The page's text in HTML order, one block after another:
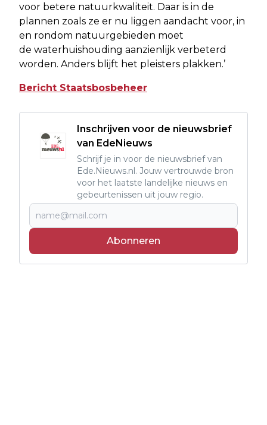
voor betere natuurkwaliteit. Daar is in de
plannen zoals ze er nu liggen aandacht voor, in
en rondom natuurgebieden moet
de waterhuishouding aanzienlijk verbeterd
worden. Anders blijft het pleisters plakken.’
Bericht Staatsbosbeheer
Inschrijven voor de nieuwsbrief
van EdeNieuws
Schrijf je in voor de nieuwsbrief van
Ede.Nieuws.nl. Jouw vertrouwde bron
voor het laatste landelijke nieuws en
gebeurtenissen uit jouw regio.
Abonneren